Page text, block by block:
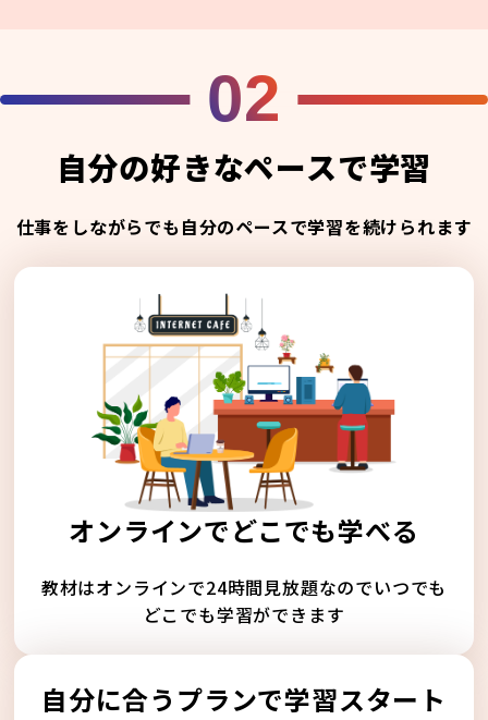
02
自分の好きなペースで学習
仕事をしながらでも自分のペースで学習を続けられます
オンラインでどこでも学べる
教材はオンラインで24時間見放題なのでいつでも
どこでも学習ができます
自分に合うプランで学習スタート